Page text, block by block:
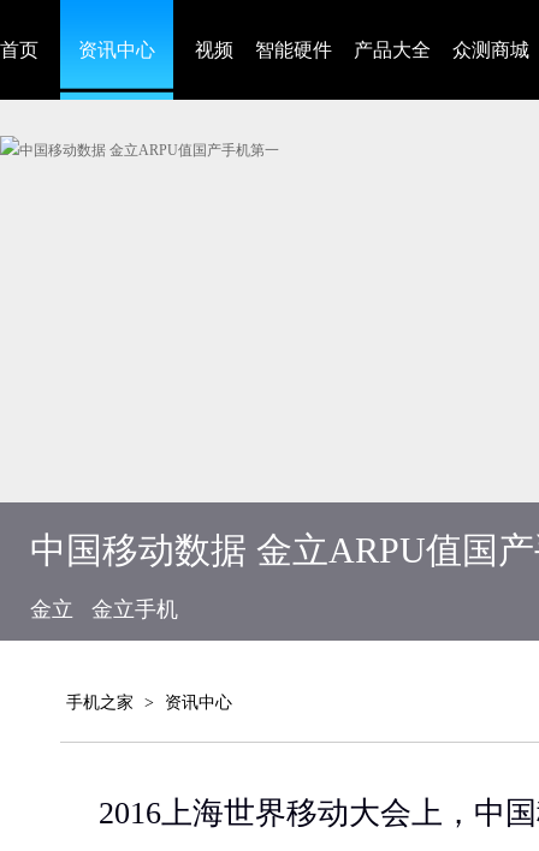
首页 资讯中心 视频 智能硬件 产品大全 众测商城
中国移动数据 金立ARPU值国
金立 金立手机
手机之家 > 资讯中心
2016上海世界移动大会上，中